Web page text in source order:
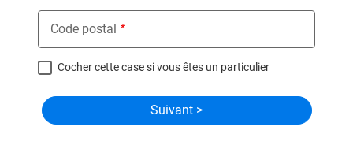
Code postal
Cocher cette case si vous êtes un particulier